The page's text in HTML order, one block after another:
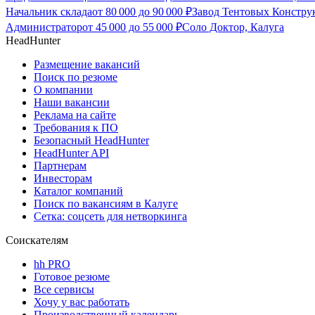
Начальник складаот 80 000 до 90 000 ₽Завод Тентовых
Администраторот 45 000 до 55 000 ₽Соло Доктор, Калуга
HeadHunter
Размещение вакансий
Поиск по резюме
О компании
Наши вакансии
Реклама на сайте
Требования к ПО
Безопасный HeadHunter
HeadHunter API
Партнерам
Инвесторам
Каталог компаний
Поиск по вакансиям в Калуге
Сетка: соцсеть для нетворкинга
Соискателям
hh PRO
Готовое резюме
Все сервисы
Хочу у вас работать